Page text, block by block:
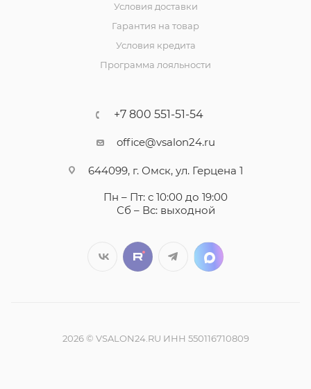
Условия доставки
Гарантия на товар
Условия кредита
Программа лояльности
+7 800 551-51-54
office@vsalon24.ru
644099, г. Омск, ул. Герцена 1
Пн – Пт: с 10:00 до 19:00
Сб – Вс: выходной
2026 © VSALON24.RU ИНН 550116710809